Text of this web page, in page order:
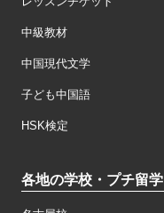
中級教材
中国現代文学
子ども中国語
HSK検定
各地の学校・プチ留学